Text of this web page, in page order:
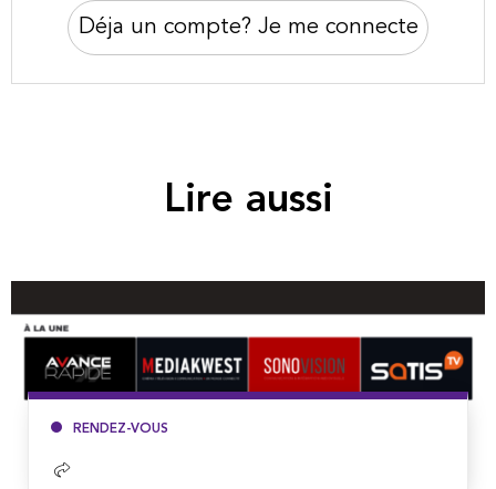
Déja un compte? Je me connecte
Lire aussi
RENDEZ-VOUS
Lire